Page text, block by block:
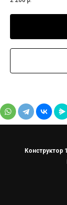
Конструктор 1